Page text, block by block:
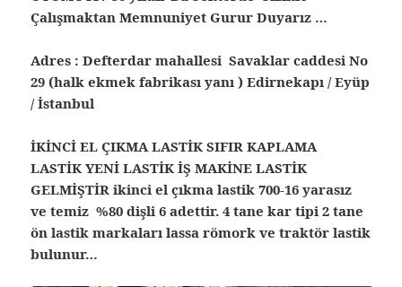
Çalışmaktan Memnuniyet Gurur Duyarız …
Adres : Defterdar mahallesi Savaklar caddesi No
29 (halk ekmek fabrikası yanı ) Edirnekapı / Eyüp
/ İstanbul
İKİNCİ EL ÇIKMA LASTİK SIFIR KAPLAMA
LASTİK YENİ LASTİK İŞ MAKİNE LASTİK
GELMİŞTİR ikinci el çıkma lastik 700-16 yarasız
ve temiz %80 dişli 6 adettir. 4 tane kar tipi 2 tane
ön lastik markaları lassa römork ve traktör lastik
bulunur…